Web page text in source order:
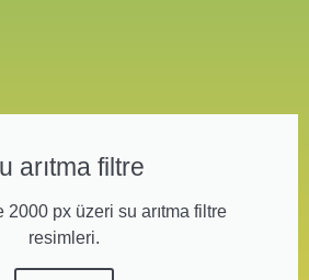
arıtma filtre
2000 px üzeri su arıtma filtre
resimleri.